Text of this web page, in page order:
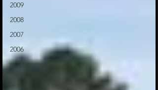
2009
2008
2007
2006